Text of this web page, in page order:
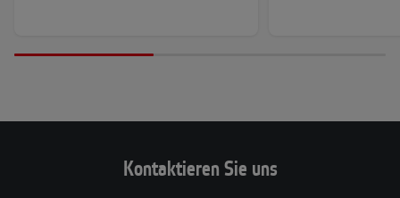
Kontaktieren Sie uns